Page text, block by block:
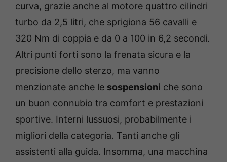
curva, grazie anche al motore quattro cilindri
turbo da 2,5 litri, che sprigiona 56 cavalli e
320 Nm di coppia e da 0 a 100 in 6,2 secondi.
Altri punti forti sono la frenata sicura e la
precisione dello sterzo, ma vanno
menzionate anche le sospensioni che sono
un buon connubio tra comfort e prestazioni
sportive. Interni lussuosi, probabilmente i
migliori della categoria. Tanti anche gli
assistenti alla guida. Insomma, una macchina